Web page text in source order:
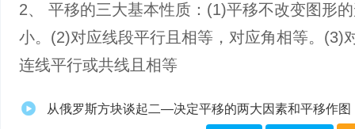
2、 平移的三大基本性质：(1)平移不改变图形
小。(2)对应线段平行且相等，对应角相等。(3)
连线平行或共线且相等
从俄罗斯方块谈起二—决定平移的两大因素和平移作图